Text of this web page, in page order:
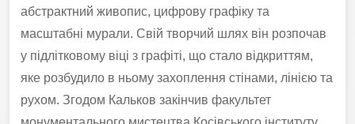
абстрактний живопис, цифрову графіку та
масштабні мурали. Свій творчий шлях він розпочав
у підлітковому віці з графіті, що стало відкриттям,
яке розбудило в ньому захоплення стінами, лінією та
рухом. Згодом Кальков закінчив факультет